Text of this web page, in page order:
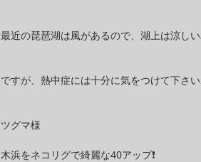
最近の琵琶湖は風があるので、湖上は涼し
ですが、熱中症には十分に気をつけて下さ
ツグマ様
木浜をネコリグで綺麗な40アップ❗️